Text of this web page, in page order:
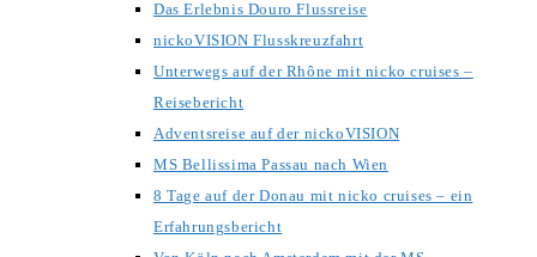
Das Erlebnis Douro Flussreise
nickoVISION Flusskreuzfahrt
Unterwegs auf der Rhône mit nicko cruises –
Reisebericht
Adventsreise auf der nickoVISION
MS Bellissima Passau nach Wien
8 Tage auf der Donau mit nicko cruises – ein
Erfahrungsbericht